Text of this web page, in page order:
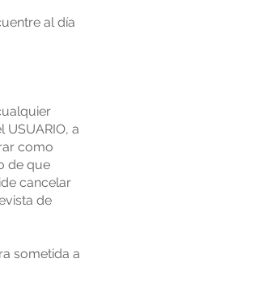
al día
a
como
de que
cancelar
de
sometida a